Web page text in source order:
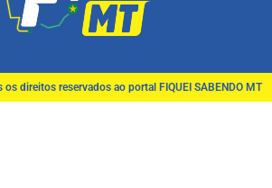
direitos reservados ao portal FIQUEI SABENDO MT